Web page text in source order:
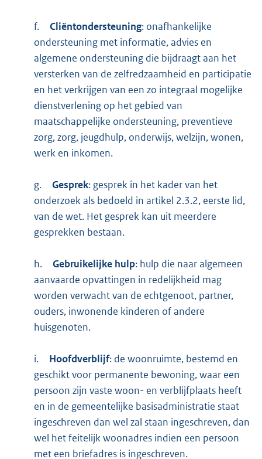
f. Cliëntondersteuning: onafhankelijke
ondersteuning met informatie, advies en
algemene ondersteuning die bijdraagt aan het
versterken van de zelfredzaamheid en participatie
en het verkrijgen van een zo integraal mogelijke
dienstverlening op het gebied van
maatschappelijke ondersteuning, preventieve
zorg, zorg, jeugdhulp, onderwijs, welzijn, wonen,
werk en inkomen.
g. Gesprek: gesprek in het kader van het
onderzoek als bedoeld in artikel 2.3.2, eerste lid,
van de wet. Het gesprek kan uit meerdere
gesprekken bestaan.
h. Gebruikelijke hulp: hulp die naar algemeen
aanvaarde opvattingen in redelijkheid mag
worden verwacht van de echtgenoot, partner,
ouders, inwonende kinderen of andere
huisgenoten.
i. Hoofdverblijf: de woonruimte, bestemd en
geschikt voor permanente bewoning, waar een
persoon zijn vaste woon- en verblijfplaats heeft
en in de gemeentelijke basisadministratie staat
ingeschreven dan wel zal staan ingeschreven, dan
wel het feitelijk woonadres indien een persoon
met een briefadres is ingeschreven.